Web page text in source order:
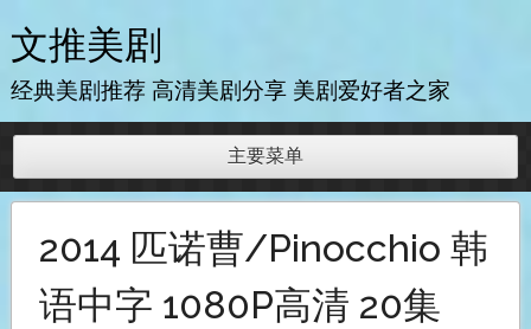
至
内
文推美剧
经典美剧推荐 高清美剧分享 美剧爱好者之家
主要菜单
2014 匹诺曹/Pinocchio 韩
语中字 1080P高清 20集